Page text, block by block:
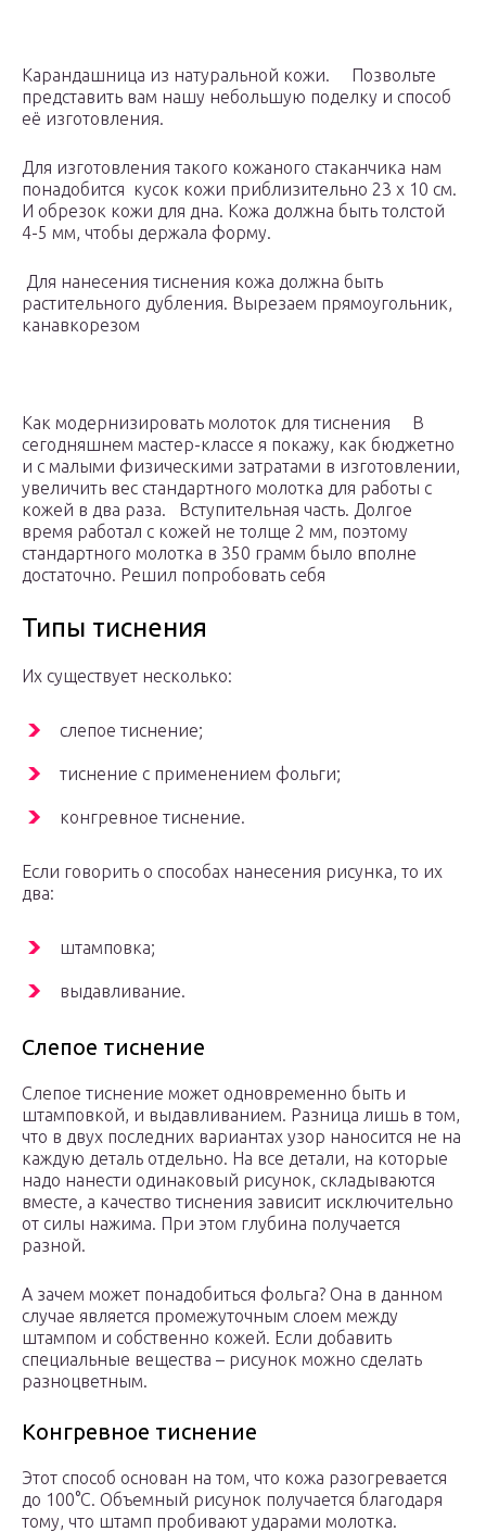
Карандашница из натуральной кожи. Позвольте
представить вам нашу небольшую поделку и способ
её изготовления.
Для изготовления такого кожаного стаканчика нам
понадобится кусок кожи приблизительно 23 х 10 см.
И обрезок кожи для дна. Кожа должна быть толстой
4-5 мм, чтобы держала форму.
Для нанесения тиснения кожа должна быть
растительного дубления. Вырезаем прямоугольник,
канавкорезом
Как модернизировать молоток для тиснения В
сегодняшнем мастер-классе я покажу, как бюджетно
и с малыми физическими затратами в изготовлении,
увеличить вес стандартного молотка для работы с
кожей в два раза. Вступительная часть. Долгое
время работал с кожей не толще 2 мм, поэтому
стандартного молотка в 350 грамм было вполне
достаточно. Решил попробовать себя
Типы тиснения
Их существует несколько:
слепое тиснение;
тиснение с применением фольги;
конгревное тиснение.
Если говорить о способах нанесения рисунка, то их
два:
штамповка;
выдавливание.
Слепое тиснение
Слепое тиснение может одновременно быть и
штамповкой, и выдавливанием. Разница лишь в том,
что в двух последних вариантах узор наносится не на
каждую деталь отдельно. На все детали, на которые
надо нанести одинаковый рисунок, складываются
вместе, а качество тиснения зависит исключительно
от силы нажима. При этом глубина получается
разной.
А зачем может понадобиться фольга? Она в данном
случае является промежуточным слоем между
штампом и собственно кожей. Если добавить
специальные вещества – рисунок можно сделать
разноцветным.
Конгревное тиснение
Этот способ основан на том, что кожа разогревается
до 100°С. Объемный рисунок получается благодаря
тому, что штамп пробивают ударами молотка.